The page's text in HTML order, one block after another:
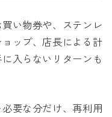
い物券や、ステンレ
ップ、店長による計
入らないリターンも
要な分だけ、再利用